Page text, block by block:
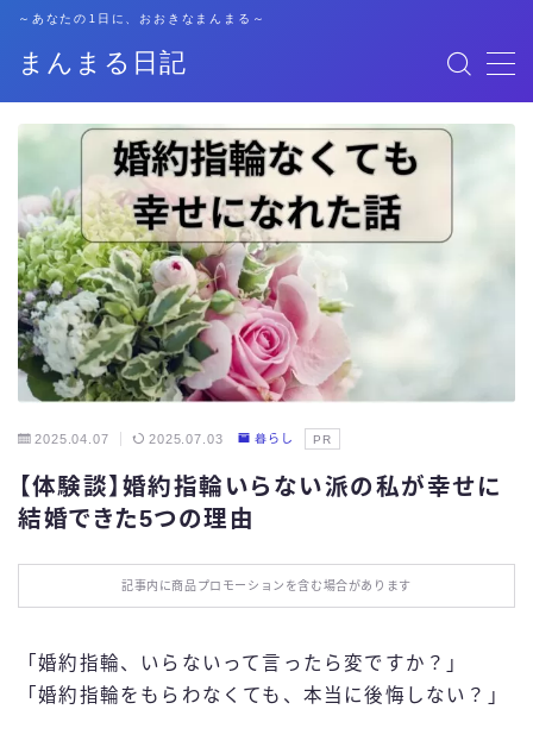
まんまる日記
～あなたの1日に、おおきなまんまる～
暮らし
資格勉強
キャリア
おでかけ
お役立ち情報
IT・スキル
2025.04.07 2025.07.03 暮らし PR
【体験談】婚約指輪いらない派の私が幸せに
結婚できた5つの理由
記事内に商品プロモーションを含む場合があります
「婚約指輪、いらないって言ったら変ですか？」
「婚約指輪をもらわなくても、本当に後悔しない？」